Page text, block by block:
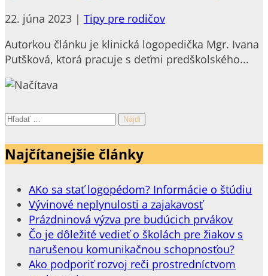
22. júna 2023 | Tipy pre rodičov
Autorkou článku je klinická logopedička Mgr. Ivana
Putšková, ktorá pracuje s deťmi predškolského...
Hľadať:
Najčítanejšie články
AKo sa stať logopédom? Informácie o štúdiu
Vývinové neplynulosti a zajakavosť
Prázdninová výzva pre budúcich prvákov
Čo je dôležité vedieť o školách pre žiakov s
narušenou komunikačnou schopnosťou?
Ako podporiť rozvoj reči prostredníctvom